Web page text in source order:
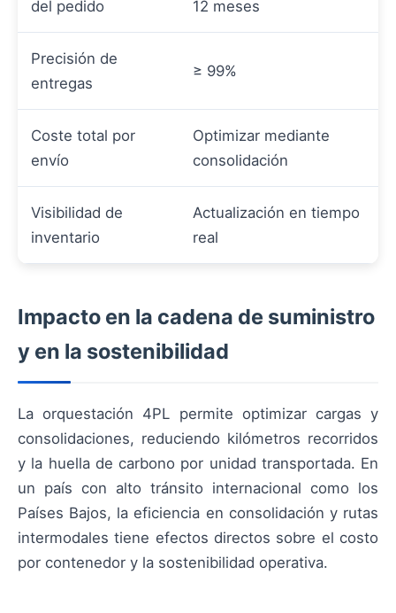
del pedido 12 meses
Precisión de
entregas
≥ 99%
Coste total por
envío
Optimizar mediante
consolidación
Visibilidad de
inventario
Actualización en tiempo
real
Impacto en la cadena de suministro
y en la sostenibilidad
La orquestación 4PL permite optimizar cargas y
consolidaciones, reduciendo kilómetros recorridos
y la huella de carbono por unidad transportada. En
un país con alto tránsito internacional como los
Países Bajos, la eficiencia en consolidación y rutas
intermodales tiene efectos directos sobre el costo
por contenedor y la sostenibilidad operativa.